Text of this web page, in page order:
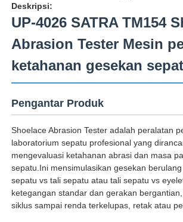
Rumah
Produk
Deskripsi:
UP-4026 SATRA TM154
Abrasion Tester Mesin
ketahanan gesekan
Pengantar Produk
Shoelace Abrasion Tester adalah peralatan
laboratorium sepatu profesional yang
mengevaluasi ketahanan abrasi dan masa
sepatu.Ini mensimulasikan gesekan
sepatu vs tali sepatu atau tali sepatu vs
ketegangan standar dan gerakan
siklus sampai renda terkelupas, retak atau